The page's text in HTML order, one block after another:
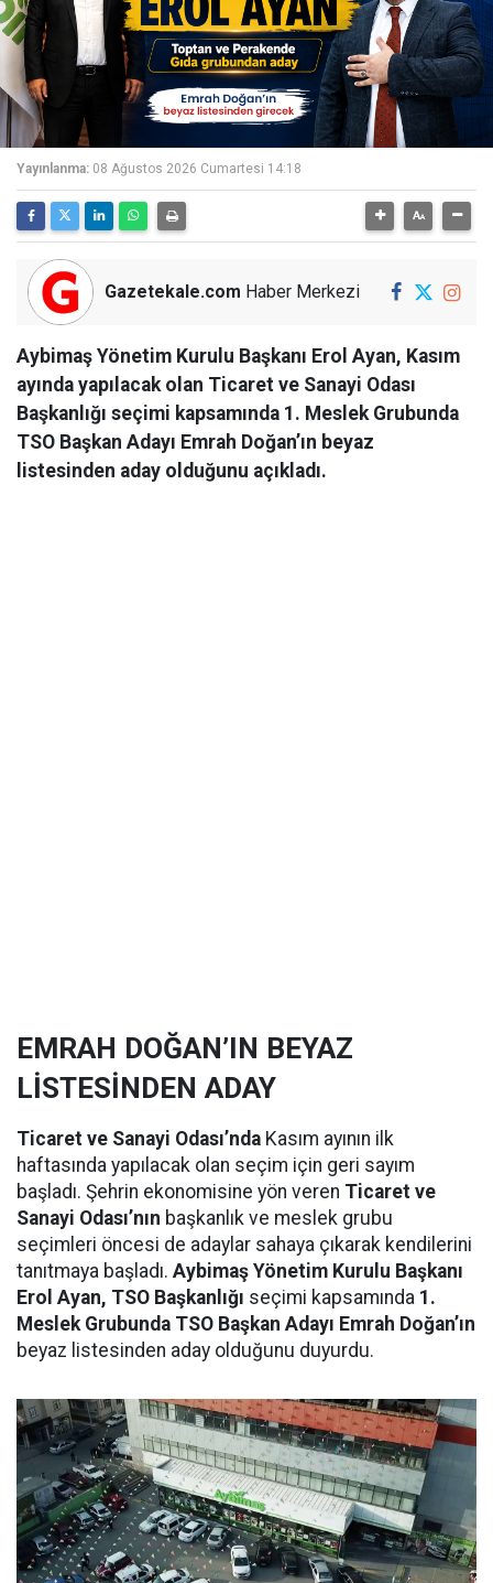
Yayınlanma: 08 Ağustos 2026 Cumartesi 14:18
Gazetekale.com Haber Merkezi
Aybimaş Yönetim Kurulu Başkanı Erol Ayan, Kasım
ayında yapılacak olan Ticaret ve Sanayi Odası
Başkanlığı seçimi kapsamında 1. Meslek Grubunda
TSO Başkan Adayı Emrah Doğan’ın beyaz
listesinden aday olduğunu açıkladı.
EMRAH DOĞAN’IN BEYAZ
LİSTESİNDEN ADAY
Ticaret ve Sanayi Odası’nda Kasım ayının ilk
haftasında yapılacak olan seçim için geri sayım
başladı. Şehrin ekonomisine yön veren Ticaret ve
Sanayi Odası’nın başkanlık ve meslek grubu
seçimleri öncesi de adaylar sahaya çıkarak kendilerini
tanıtmaya başladı. Aybimaş Yönetim Kurulu Başkanı
Erol Ayan, TSO Başkanlığı seçimi kapsamında 1.
Meslek Grubunda TSO Başkan Adayı Emrah Doğan’ın
beyaz listesinden aday olduğunu duyurdu.